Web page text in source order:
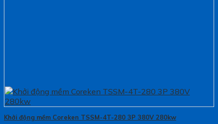
Khởi động mềm Coreken TSSM-4T-280 3P 380V 280kw